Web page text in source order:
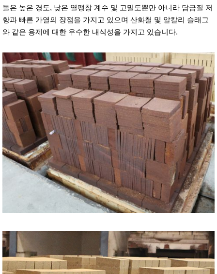
돌은 높은 경도, 낮은 열팽창 계수 및 고밀도뿐만 아니라 담금질 저
항과 빠른 가열의 장점을 가지고 있으며 산화철 및 알칼리 슬래그
와 같은 용제에 대한 우수한 내식성을 가지고 있습니다.